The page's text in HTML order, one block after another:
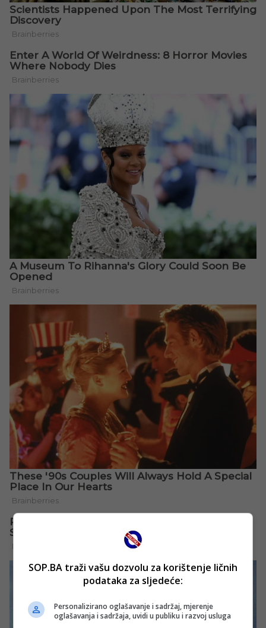
SOP.BA traži vašu dozvolu za korištenje ličnih
podataka za sljedeće:
Personalizirano oglašavanje i sadržaj, mjerenje
oglašavanja i sadržaja, uvidi u publiku i razvoj usluga